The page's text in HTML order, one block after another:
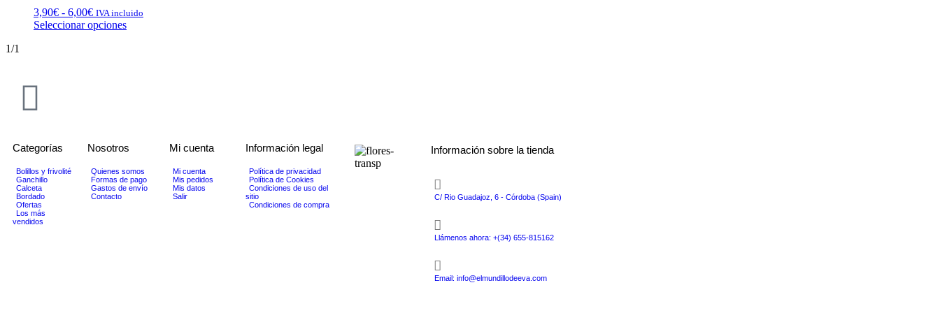
3,90€ - 6,00€ IVA incluido
Seleccionar opciones
1/1
Categorías
Bolillos y frivolité
Ganchillo
Calceta
Bordado
Ofertas
Los más
vendidos
Nosotros
Quienes somos
Formas de pago
Gastos de envío
Contacto
Mi cuenta
Mi cuenta
Mis pedidos
Mis datos
Salir
Información legal
Política de privacidad
Política de Cookies
Condiciones de uso del
sitio
Condiciones de compra
Información sobre la tienda
C/ Rio Guadajoz, 6 - Córdoba (Spain)
Llámenos ahora: +(34) 655-815162
Email: info@elmundillodeeva.com